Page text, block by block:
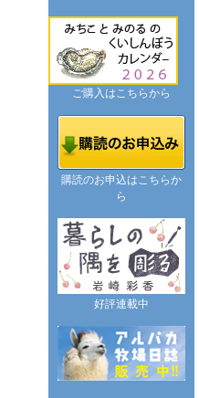
ご購入はこちらから
購読のお申込はこちらか
ら
好評連載中